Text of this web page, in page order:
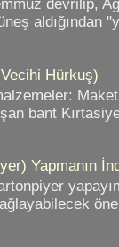
devrilip,
aldığından
Hürkuş)
Maket
bant
Yapmanın